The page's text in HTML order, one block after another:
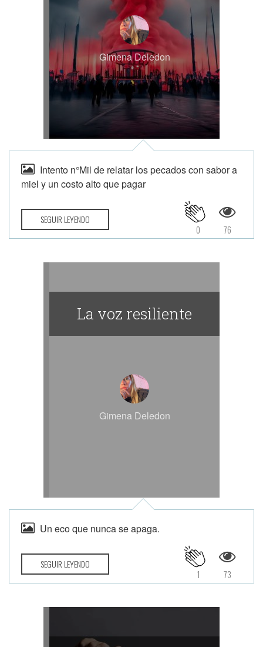
Gimena Deledon
Intento n°Mil de relatar los pecados con sabor a
miel y un costo alto que pagar
SEGUIR LEYENDO
76
0
La voz resiliente
Gimena Deledon
Un eco que nunca se apaga.
SEGUIR LEYENDO
73
1